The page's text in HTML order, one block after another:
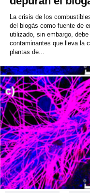
La crisis de los
del biogás como fuente de
utilizado, sin embargo,
contaminantes que lleva la
plantas de...